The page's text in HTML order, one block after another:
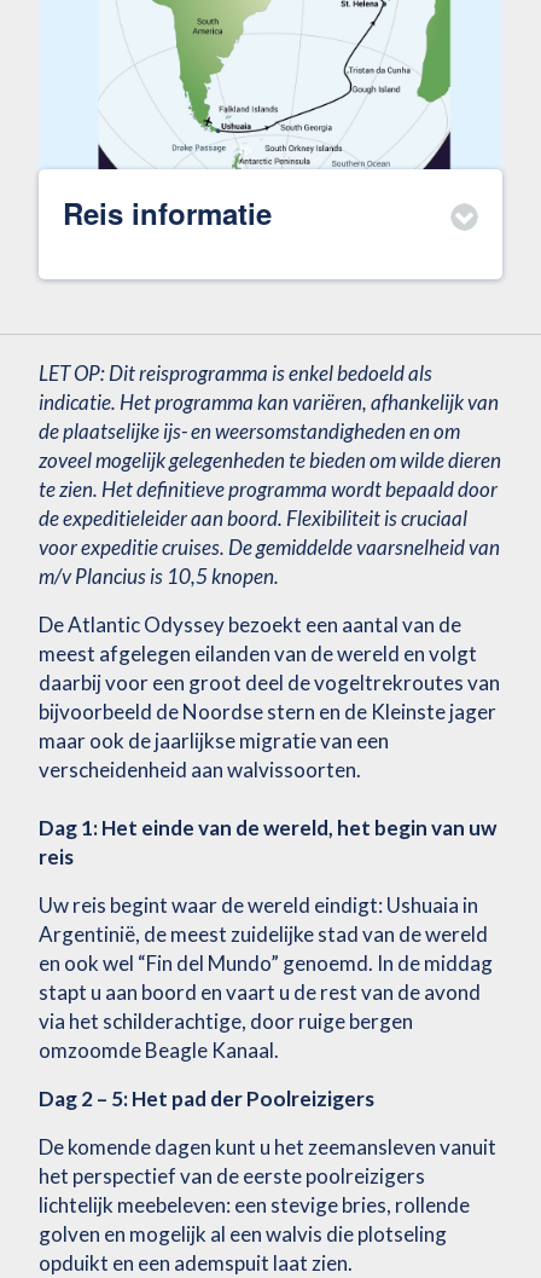
Reis informatie
LET OP: Dit reisprogramma is enkel bedoeld als
indicatie. Het programma kan variëren, afhankelijk van
de plaatselijke ijs- en weersomstandigheden en om
zoveel mogelijk gelegenheden te bieden om wilde dieren
te zien. Het definitieve programma wordt bepaald door
de expeditieleider aan boord. Flexibiliteit is cruciaal
voor expeditie cruises. De gemiddelde vaarsnelheid van
m/v Plancius is 10,5 knopen.
De Atlantic Odyssey bezoekt een aantal van de
meest afgelegen eilanden van de wereld en volgt
daarbij voor een groot deel de vogeltrekroutes van
bijvoorbeeld de Noordse stern en de Kleinste jager
maar ook de jaarlijkse migratie van een
verscheidenheid aan walvissoorten.
Dag 1: Het einde van de wereld, het begin van uw
reis
Uw reis begint waar de wereld eindigt: Ushuaia in
Argentinië, de meest zuidelijke stad van de wereld
en ook wel “Fin del Mundo” genoemd. In de middag
stapt u aan boord en vaart u de rest van de avond
via het schilderachtige, door ruige bergen
omzoomde Beagle Kanaal.
Dag 2 – 5: Het pad der Poolreizigers
De komende dagen kunt u het zeemansleven vanuit
het perspectief van de eerste poolreizigers
lichtelijk meebeleven: een stevige bries, rollende
golven en mogelijk al een walvis die plotseling
opduikt en een ademspuit laat zien.